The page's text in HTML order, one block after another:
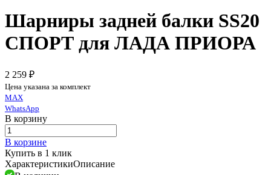
Шарниры задней балки SS20
СПОРТ для ЛАДА ПРИОРА
2 259 ₽
Цена указана за комплект
MAX
WhatsApp
В корзину
В корзине
Купить в 1 клик
ХарактеристикиОписание